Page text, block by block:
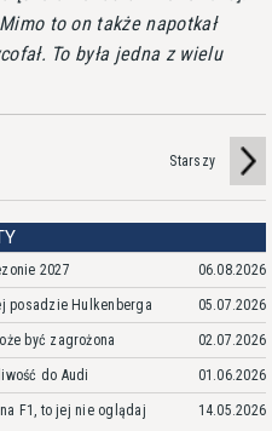
to on także napotkał
To była jedna z wielu
Starszy
2027 06.08.2026
posadzie Hulkenberga 05.07.2026
być zagrożona 02.07.2026
do Audi 01.06.2026
F1, to jej nie oglądaj 14.05.2026